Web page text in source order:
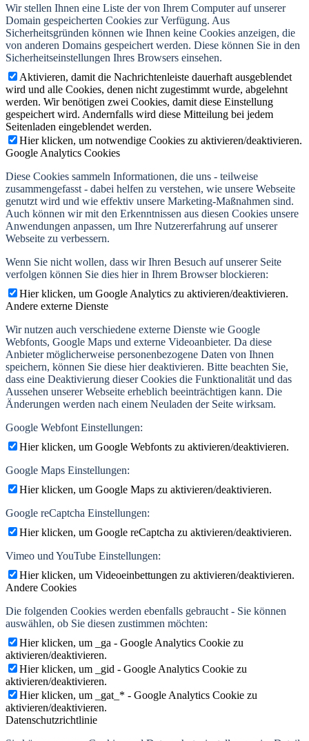
Wir stellen Ihnen eine Liste der von Ihrem Computer auf unserer
Domain gespeicherten Cookies zur Verfügung. Aus
Sicherheitsgründen können wie Ihnen keine Cookies anzeigen, die
von anderen Domains gespeichert werden. Diese können Sie in den
Sicherheitseinstellungen Ihres Browsers einsehen.
Aktivieren, damit die Nachrichtenleiste dauerhaft ausgeblendet
wird und alle Cookies, denen nicht zugestimmt wurde, abgelehnt
werden. Wir benötigen zwei Cookies, damit diese Einstellung
gespeichert wird. Andernfalls wird diese Mitteilung bei jedem
Seitenladen eingeblendet werden.
Hier klicken, um notwendige Cookies zu aktivieren/deaktivieren.
Google Analytics Cookies
Diese Cookies sammeln Informationen, die uns - teilweise
zusammengefasst - dabei helfen zu verstehen, wie unsere Webseite
genutzt wird und wie effektiv unsere Marketing-Maßnahmen sind.
Auch können wir mit den Erkenntnissen aus diesen Cookies unsere
Anwendungen anpassen, um Ihre Nutzererfahrung auf unserer
Webseite zu verbessern.
Wenn Sie nicht wollen, dass wir Ihren Besuch auf unserer Seite
verfolgen können Sie dies hier in Ihrem Browser blockieren:
Hier klicken, um Google Analytics zu aktivieren/deaktivieren.
Andere externe Dienste
Wir nutzen auch verschiedene externe Dienste wie Google
Webfonts, Google Maps und externe Videoanbieter. Da diese
Anbieter möglicherweise personenbezogene Daten von Ihnen
speichern, können Sie diese hier deaktivieren. Bitte beachten Sie,
dass eine Deaktivierung dieser Cookies die Funktionalität und das
Aussehen unserer Webseite erheblich beeinträchtigen kann. Die
Änderungen werden nach einem Neuladen der Seite wirksam.
Google Webfont Einstellungen:
Hier klicken, um Google Webfonts zu aktivieren/deaktivieren.
Google Maps Einstellungen:
Hier klicken, um Google Maps zu aktivieren/deaktivieren.
Google reCaptcha Einstellungen:
Hier klicken, um Google reCaptcha zu aktivieren/deaktivieren.
Vimeo und YouTube Einstellungen:
Hier klicken, um Videoeinbettungen zu aktivieren/deaktivieren.
Andere Cookies
Die folgenden Cookies werden ebenfalls gebraucht - Sie können
auswählen, ob Sie diesen zustimmen möchten:
Hier klicken, um _ga - Google Analytics Cookie zu
aktivieren/deaktivieren.
Hier klicken, um _gid - Google Analytics Cookie zu
aktivieren/deaktivieren.
Hier klicken, um _gat_* - Google Analytics Cookie zu
aktivieren/deaktivieren.
Datenschutzrichtlinie